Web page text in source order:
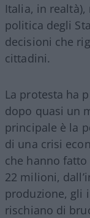
Italia, in
politica degli
decisioni che
cittadini.
La protesta ha
dopo quasi un
principale è la
di una crisi
che hanno
22 milioni,
produzione, gli
rischiano di